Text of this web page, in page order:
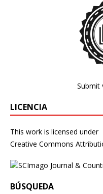
Submit
LICENCIA
This work is licensed under
Creative Commons
BÚSQUEDA